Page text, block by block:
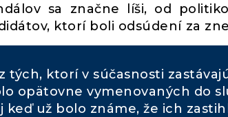
sa značne líši, od
ktorí boli odsúdení za
tých, ktorí v súčasnosti
opätovne vymenovaných do
keď už bolo známe, že ich